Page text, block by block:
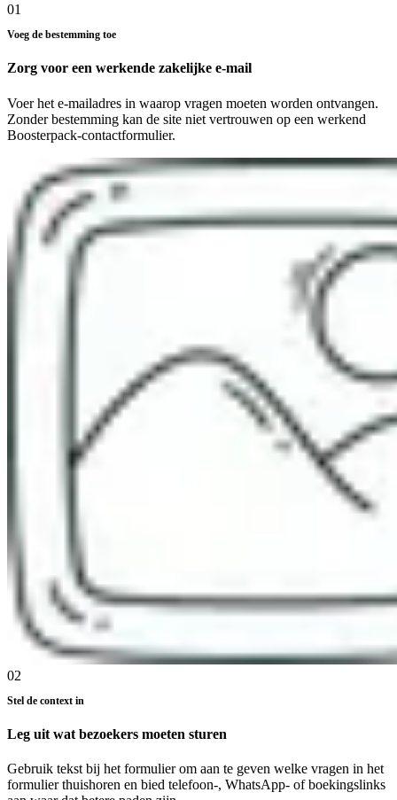
01
Voeg de bestemming toe
Zorg voor een werkende zakelijke e-mail
Voer het e-mailadres in waarop vragen moeten worden ontvangen.
Zonder bestemming kan de site niet vertrouwen op een werkend
Boosterpack-contactformulier.
02
Stel de context in
Leg uit wat bezoekers moeten sturen
Gebruik tekst bij het formulier om aan te geven welke vragen in het
formulier thuishoren en bied telefoon-, WhatsApp- of boekingslinks